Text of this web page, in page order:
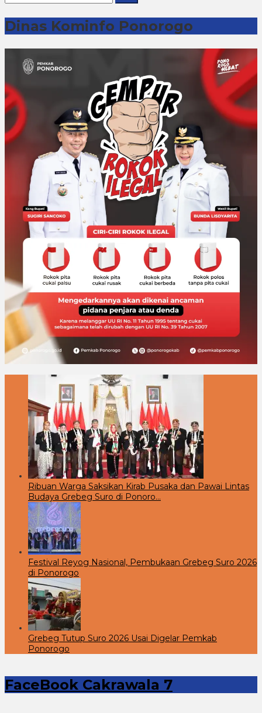
untuk:
Dinas Kominfo Ponorogo
Ribuan Warga Saksikan Kirab Pusaka dan Pawai Lintas
Budaya Grebeg Suro di Ponoro…
Festival Reyog Nasional, Pembukaan Grebeg Suro 2026
di Ponorogo
Grebeg Tutup Suro 2026 Usai Digelar Pemkab
Ponorogo
FaceBook Cakrawala 7